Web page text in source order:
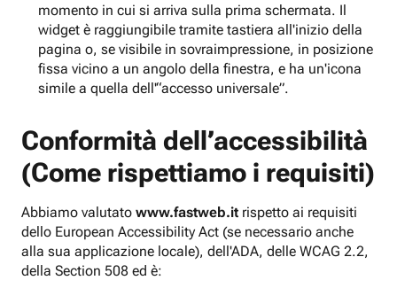
momento in cui si arriva sulla prima schermata. Il
widget è raggiungibile tramite tastiera all'inizio della
pagina o, se visibile in sovraimpressione, in posizione
fissa vicino a un angolo della finestra, e ha un'icona
simile a quella dell'“accesso universale”.
Conformità dell’accessibilità
(Come rispettiamo i requisiti)
Abbiamo valutato www.fastweb.it rispetto ai requisiti
dello European Accessibility Act (se necessario anche
alla sua applicazione locale), dell'ADA, delle WCAG 2.2,
della Section 508 ed è: